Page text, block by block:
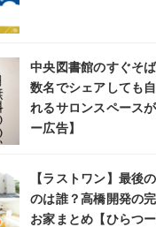
中央図書館のすぐそ
数名でシェアしても
れるサロンスペース
ー広告】
【ラストワン】最後
のは誰？高橋開発の
お家まとめ【ひらつー